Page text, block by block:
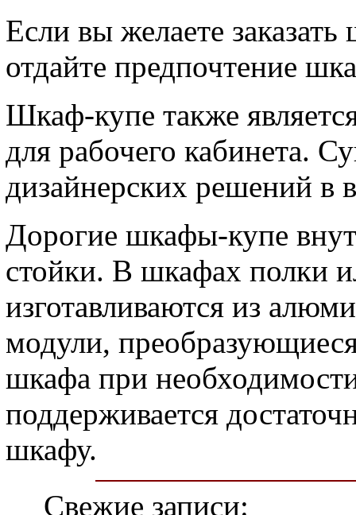
Если вы желаете
отдайте предпочтение
Шкаф-купе также
для рабочего кабинета.
дизайнерских решений
Дорогие шкафы-купе
стойки. В шкафах полки
изготавливаются из
модули,
шкафа при
поддерживается
шкафу.
Свежие записи: